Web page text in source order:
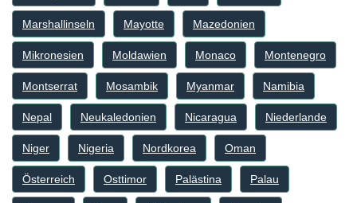
Marshallinseln Mayotte Mazedonien
Mikronesien Moldawien Monaco Montenegro
Montserrat Mosambik Myanmar Namibia
Nepal Neukaledonien Nicaragua Niederlande
Niger Nigeria Nordkorea Oman
Österreich Osttimor Palästina Palau